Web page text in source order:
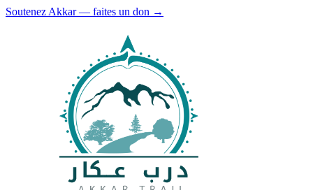
Soutenez Akkar — faites un don →